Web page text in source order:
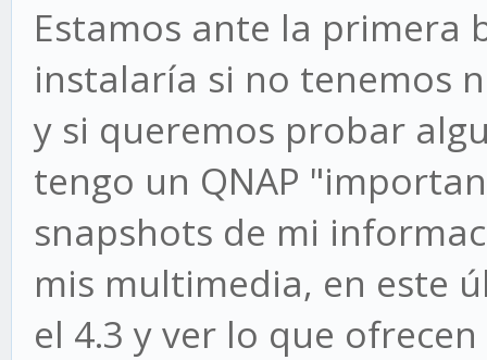
Estamos ante la primera
instalaría si no tenemos
y si queremos probar
tengo un QNAP
snapshots de mi
mis multimedia, en este
el 4.3 y ver lo que